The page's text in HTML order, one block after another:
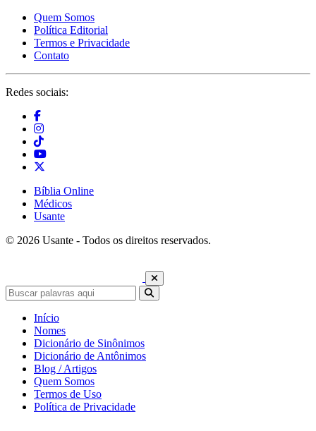
Quem Somos
Política Editorial
Termos e Privacidade
Contato
Redes sociais:
Bíblia Online
Médicos
Usante
© 2026 Usante - Todos os direitos reservados.
Início
Nomes
Dicionário de Sinônimos
Dicionário de Antônimos
Blog / Artigos
Quem Somos
Termos de Uso
Política de Privacidade